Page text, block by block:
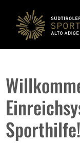
Sporthilfe!